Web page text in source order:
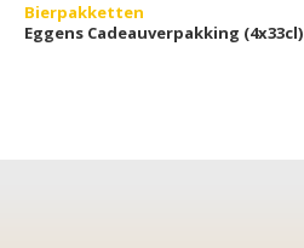
Bierpakketten
Eggens Cadeauverpakking (4x33cl)